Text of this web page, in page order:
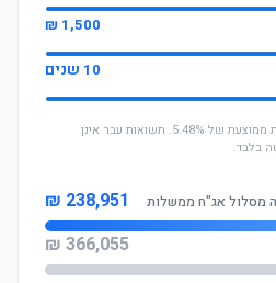
1,500 ₪
10 שנים
* החישוב מבוסס על תשואה שנתית ממוצעת של 5.48%. תשואות עבר אינן
בלבד.
מסלול אג"ח ממשלות 238,951 ₪
366,055 ₪